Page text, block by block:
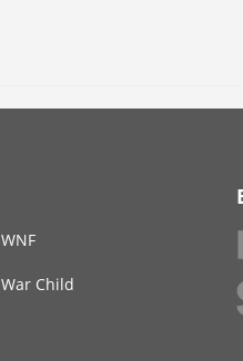
WNF
War Child